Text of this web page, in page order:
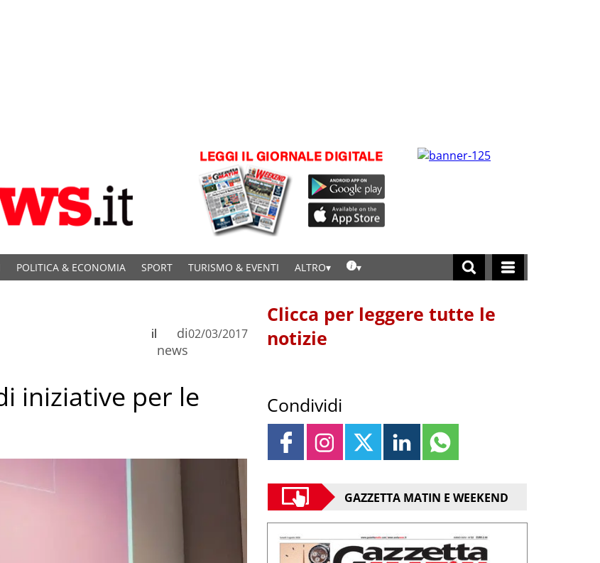
POLITICA & ECONOMIA SPORT TURISMO & EVENTI ALTRO
di
news
il 02/03/2017
iniziative per le
Clicca per leggere tutte le
notizie
Condividi
GAZZETTA MATIN E WEEKEND